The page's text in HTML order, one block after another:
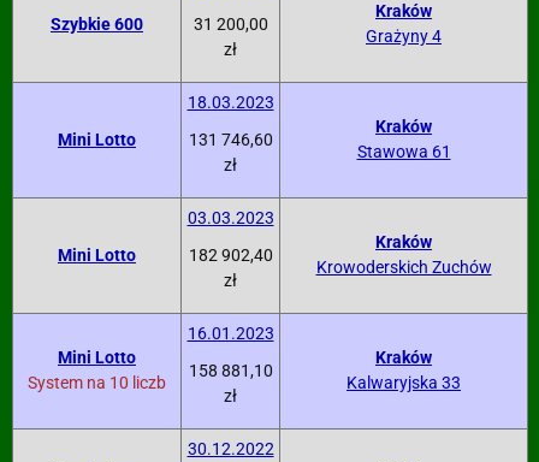
Szybkie 600
31 200,00
zł
Kraków
Grażyny 4
Mini Lotto
18.03.2023
131 746,60
zł
Kraków
Stawowa 61
Mini Lotto
03.03.2023
182 902,40
zł
Kraków
Krowoderskich Zuchów
Mini Lotto
System na 10 liczb
16.01.2023
158 881,10
zł
Kraków
Kalwaryjska 33
30.12.2022